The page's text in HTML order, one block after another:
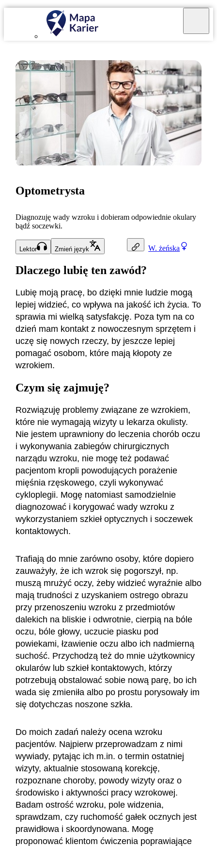
W. żeńska
Optometrysta
Diagnozuję wady wzroku i dobieram odpowiednie okulary
bądź soczewki.
Lektor Zmień język
Dlaczego lubię ten zawód?
Lubię moją pracę, bo dzięki mnie ludzie mogą
lepiej widzieć, co wpływa na jakość ich życia. To
sprawia mi wielką satysfakcję. Poza tym na co
dzień mam kontakt z nowoczesnym sprzętem i
uczę się nowych rzeczy, by jeszcze lepiej
pomagać osobom, które mają kłopoty ze
wzrokiem.
Czym się zajmuję?
Rozwiązuję problemy związane ze wzrokiem,
które nie wymagają wizyty u lekarza okulisty.
Nie jestem uprawniony do leczenia chorób oczu
i wykonywania zabiegów chirurgicznych
narządu wzroku, nie mogę też podawać
pacjentom kropli powodujących porażenie
mięśnia rzęskowego, czyli wykonywać
cykloplegii. Mogę natomiast samodzielnie
diagnozować i korygować wady wzroku z
wykorzystaniem szkieł optycznych i soczewek
kontaktowych.
Trafiają do mnie zarówno osoby, które dopiero
zauważyły, że ich wzrok się pogorszył, np.
muszą mrużyć oczy, żeby widzieć wyraźnie albo
mają trudności z uzyskaniem ostrego obrazu
przy przenoszeniu wzroku z przedmiotów
dalekich na bliskie i odwrotnie, cierpią na bóle
oczu, bóle głowy, uczucie piasku pod
powiekami, łzawienie oczu albo ich nadmierną
suchość. Przychodzą też do mnie użytkownicy
okularów lub szkieł kontaktowych, którzy
potrzebują obstalować sobie nową parę, bo ich
wada się zmieniła albo po prostu porysowały im
się dotychczas noszone szkła.
Do moich zadań należy ocena wzroku
pacjentów. Najpierw przeprowadzam z nimi
wywiady, pytając ich m.in. o termin ostatniej
wizyty, aktualnie stosowaną korekcję,
rozpoznane choroby, powody wizyty oraz o
środowisko i aktywności pracy wzrokowej.
Badam ostrość wzroku, pole widzenia,
sprawdzam, czy ruchomość gałek ocznych jest
prawidłowa i skoordynowana. Mogę
proponować klientom ćwiczenia poprawiające